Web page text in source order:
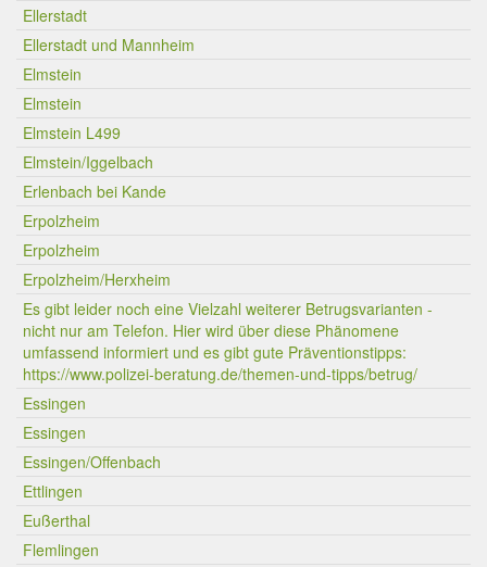
Ellerstadt
Ellerstadt und Mannheim
Elmstein
Elmstein
Elmstein L499
Elmstein/Iggelbach
Erlenbach bei Kande
Erpolzheim
Erpolzheim
Erpolzheim/Herxheim
Es gibt leider noch eine Vielzahl weiterer Betrugsvarianten -
nicht nur am Telefon. Hier wird über diese Phänomene
umfassend informiert und es gibt gute Präventionstipps:
https://www.polizei-beratung.de/themen-und-tipps/betrug/
Essingen
Essingen
Essingen/Offenbach
Ettlingen
Eußerthal
Flemlingen